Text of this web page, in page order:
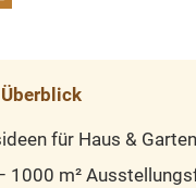
für Haus & Garten
1000 m²